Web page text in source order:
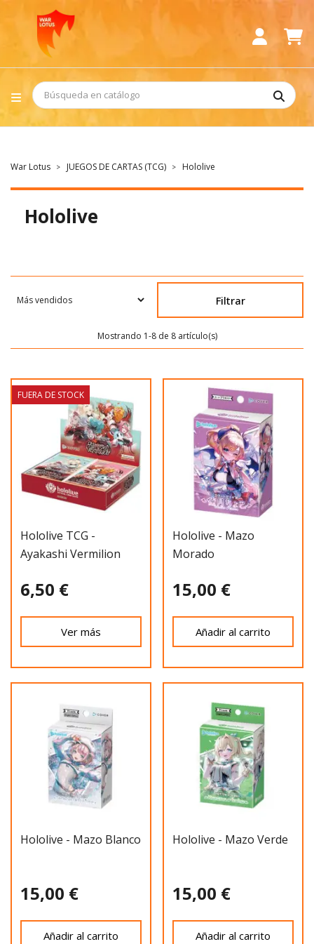
War Lotus JUEGOS DE CARTAS (TCG) Hololive
Hololive
Filtrar
Mostrando 1-8 de 8 artículo(s)
Hololive TCG -
Ayakashi Vermilion
6,50 €
Ver más
FUERA DE STOCK
Hololive - Mazo
Morado
15,00 €
Añadir al carrito
Hololive - Mazo Blanco
15,00 €
Añadir al carrito
Hololive - Mazo Verde
15,00 €
Añadir al carrito